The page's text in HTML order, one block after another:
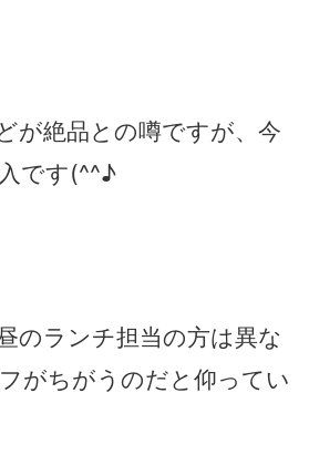
が絶品との噂ですが、今
です(^^♪
のランチ担当の方は異な
がちがうのだと仰ってい